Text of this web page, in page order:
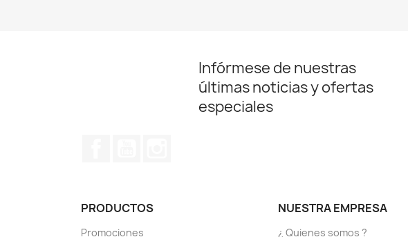
Infórmese de nuestras
últimas noticias y ofertas
especiales
PRODUCTOS
Promociones
NUESTRA EMPRESA
¿ Quienes somos ?